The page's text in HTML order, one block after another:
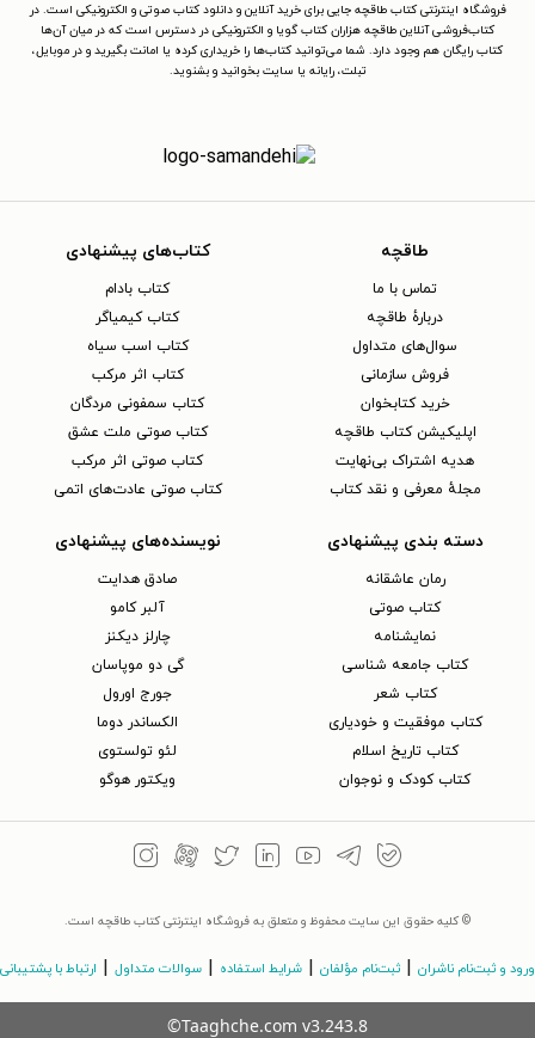
فروشگاه اینترنتی کتاب طاقچه جایی برای خرید آنلاین و دانلود کتاب صوتی و الکترونیکی است. در
کتاب‌فروشی آنلاین طاقچه هزاران کتاب گویا و الکترونیکی در دسترس است که در میان آن‌ها
کتاب رایگان هم وجود دارد. شما می‌توانید کتاب‌ها را خریداری کرده یا امانت بگیرید و در موبایل،
تبلت، رایانه یا سایت بخوانید و بشنوید.
طاقچه
تماس با ما
دربارهٔ طاقچه
سوال‌های متداول
فروش سازمانی
خرید کتابخوان
اپلیکیشن کتاب طاقچه
هدیه اشتراک بی‌نهایت
مجلهٔ معرفی و نقد کتاب
کتاب‌های پیشنهادی
کتاب بادام
کتاب کیمیاگر
کتاب اسب سیاه
کتاب اثر مرکب
کتاب سمفونی مردگان
کتاب صوتی ملت عشق
کتاب صوتی اثر مرکب
کتاب صوتی عادت‌های اتمی
دسته بندی پیشنهادی
رمان عاشقانه
کتاب‌ صوتی
نمایشنامه
کتاب جامعه شناسی
کتاب شعر
کتاب موفقیت و خودیاری
کتاب تاریخ اسلام
کتاب کودک و نوجوان
نویسنده‌های پیشنهادی
صادق هدایت
آلبر کامو
چارلز دیکنز
گی دو موپاسان
جورج اورول
الکساندر دوما
لئو تولستوی
ویکتور هوگو
© کلیه حقوق این سایت محفوظ و متعلق به فروشگاه اینترنتی کتاب طاقچه است.
ورود و ثبت‌نام ناشران ثبت‌نام مؤلفان شرایط استفاده سوالات متداول ارتباط با پشتیبانی
©Taaghche.com v3.243.8